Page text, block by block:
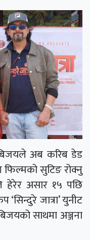
अब करिब डेड
फिल्मको सुटिङ रोक्नु
हेरेर असार १५ पछि
जात्रा’ युनीट
साथमा अञ्जना